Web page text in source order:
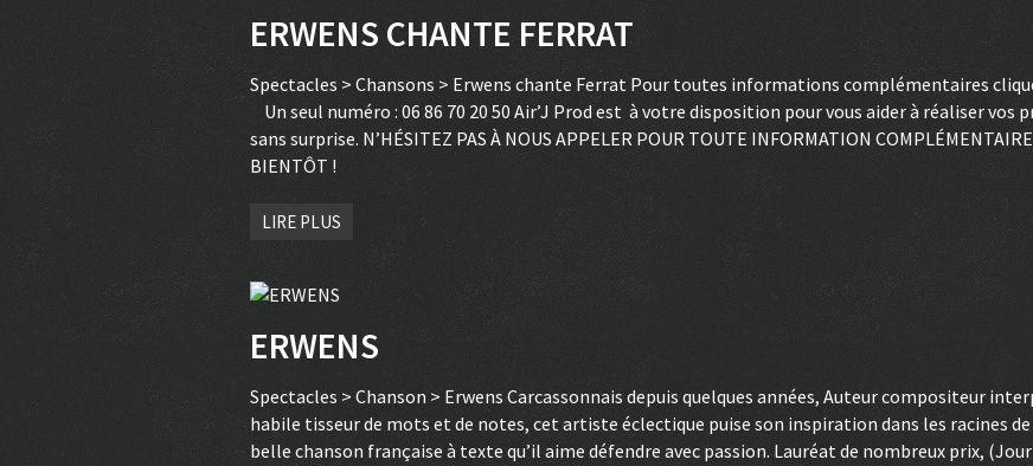
ERWENS CHANTE FERRAT
Spectacles > Chansons > Erwens chante Ferrat Pour toutes informations complémentaires
Un seul numéro : 06 86 70 20 50 Air’J Prod est à votre disposition pour vous aider à réaliser vos
sans surprise. N’HÉSITEZ PAS À NOUS APPELER POUR TOUTE INFORMATION
BIENTÔT !
LIRE PLUS
ERWENS
Spectacles > Chanson > Erwens Carcassonnais depuis quelques années, Auteur compositeur
habile tisseur de mots et de notes, cet artiste éclectique puise son inspiration dans les racines
belle chanson française à texte qu’il aime défendre avec passion. Lauréat de nombreux prix,